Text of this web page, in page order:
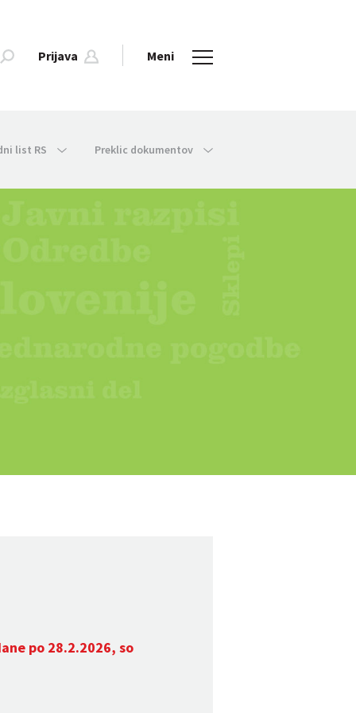
Prijava Meni
list RS Preklic dokumentov
po 28.2.2026, so